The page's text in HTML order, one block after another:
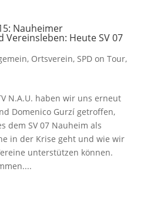
Nauheimer
Heute SV 07
, Ortsverein, SPD on Tour,
N.A.U. haben wir uns erneut
Domenico Gurzí getroffen,
dem SV 07 Nauheim als
in der Krise geht und wie wir
unterstützen können.